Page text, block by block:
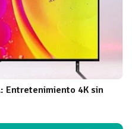
Entretenimiento 4K sin